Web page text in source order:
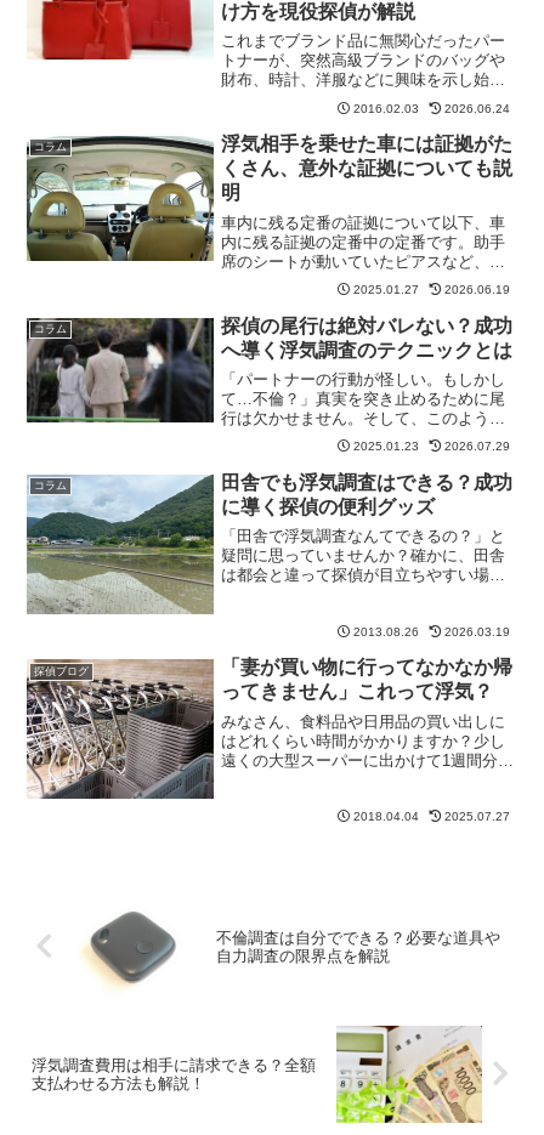
け方を現役探偵が解説
これまでブランド品に無関心だったパー
トナーが、突然高級ブランドのバッグや
財布、時計、洋服などに興味を示し始め
ると、「もしかして浮気しているので
は？」と不安になる人もいるでしょう。
実際に、浮気をしている人のほとんど
は、外見や持ち物に気を遣い始...
2016.02.03 2026.06.24
コラム
浮気相手を乗せた車には証拠がた
くさん、意外な証拠についても説
明
車内に残る定番の証拠について以下、車
内に残る証拠の定番中の定番です。助手
席のシートが動いていたピアスなど、ア
クセサリーの落とし物があった長い髪の
毛が落ちていた香水の匂いが残っている
見たことない銘柄の煙草の吸い殻があっ
たゴミ箱に2人で食事した...
2025.01.27 2026.06.19
コラム
探偵の尾行は絶対バレない？成功
へ導く浮気調査のテクニックとは
「パートナーの行動が怪しい。もしかし
て…不倫？」真実を突き止めるために尾
行は欠かせません。そして、このような
調査は探偵に依頼するのが一番確実な方
法です。ところで、探偵の尾行は絶対に
成功するのでしょうか？バレる可能性は
ゼロなのでしょうか？探偵...
2025.01.23 2026.07.29
コラム
田舎でも浮気調査はできる？成功
に導く探偵の便利グッズ
「田舎で浮気調査なんてできるの？」と
疑問に思っていませんか？確かに、田舎
は都会と違って探偵が目立ちやすい場所
ックがあります。今回は、実際の相談事
例をもとに、田舎での尾行...
2013.08.26 2026.03.19
探偵ブログ
「妻が買い物に行ってなかなか帰
ってきません」これって浮気？
みなさん、食料品や日用品の買い出しに
はどれくらい時間がかかりますか？少し
遠くの大型スーパーに出かけて1週間分の
しれません。しかし、近所のスーパーへ
2018.04.04 2025.07.27
不倫調査は自分でできる？必要な道具や
自力調査の限界点を解説
浮気調査費用は相手に請求できる？全額
支払わせる方法も解説！